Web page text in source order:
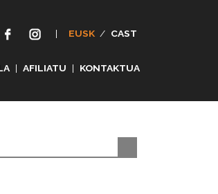
| EUSK / CAST
| AFILIATU | KONTAKTUA